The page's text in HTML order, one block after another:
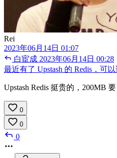
Rei
2023年06月14日 01:07
白宦成 2023年06月14日 00:28
最近有了 Upstash 的 Redis，可以
Upstash Redis 挺贵的，200MB
0
0
0